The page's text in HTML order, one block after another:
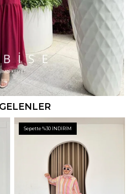
Sepette %30 İNDİRİM